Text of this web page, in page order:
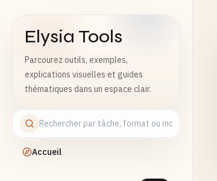
Elysia Tools
Parcourez outils, exemples,
explications visuelles et guides
thématiques dans un espace clair.
Accueil